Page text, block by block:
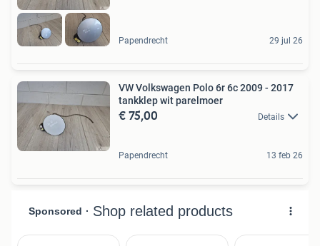
Papendrecht 29 jul 26
VW Volkswagen Polo 6r 6c 2009 - 2017
tankklep wit parelmoer
€ 75,00 Details
Papendrecht 13 feb 26